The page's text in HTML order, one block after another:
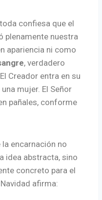
confiesa que el
plenamente nuestra
apariencia ni como
, verdadero
Creador entra en su
mujer. El Señor
pañales, conforme
encarnación no
idea abstracta, sino
concreto para el
afirma: